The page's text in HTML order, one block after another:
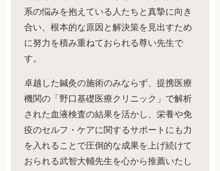
系の悩みを抱えている人たちと真摯に向き
合い、根本的な原因と解決策を見出すため
に努力を積み重ねておられる尊い先生で
す。
卓越した鍼灸の施術のみならず、提携医療
機関の「野口基礎医療クリニック」で解析
された血液検査の結果を活かし、栄養や免
疫のセルフ・ケアに関するサポートにも力
を入れることで圧倒的な成果を上げ続けて
おられる武智大輔先生を心から推薦いたし